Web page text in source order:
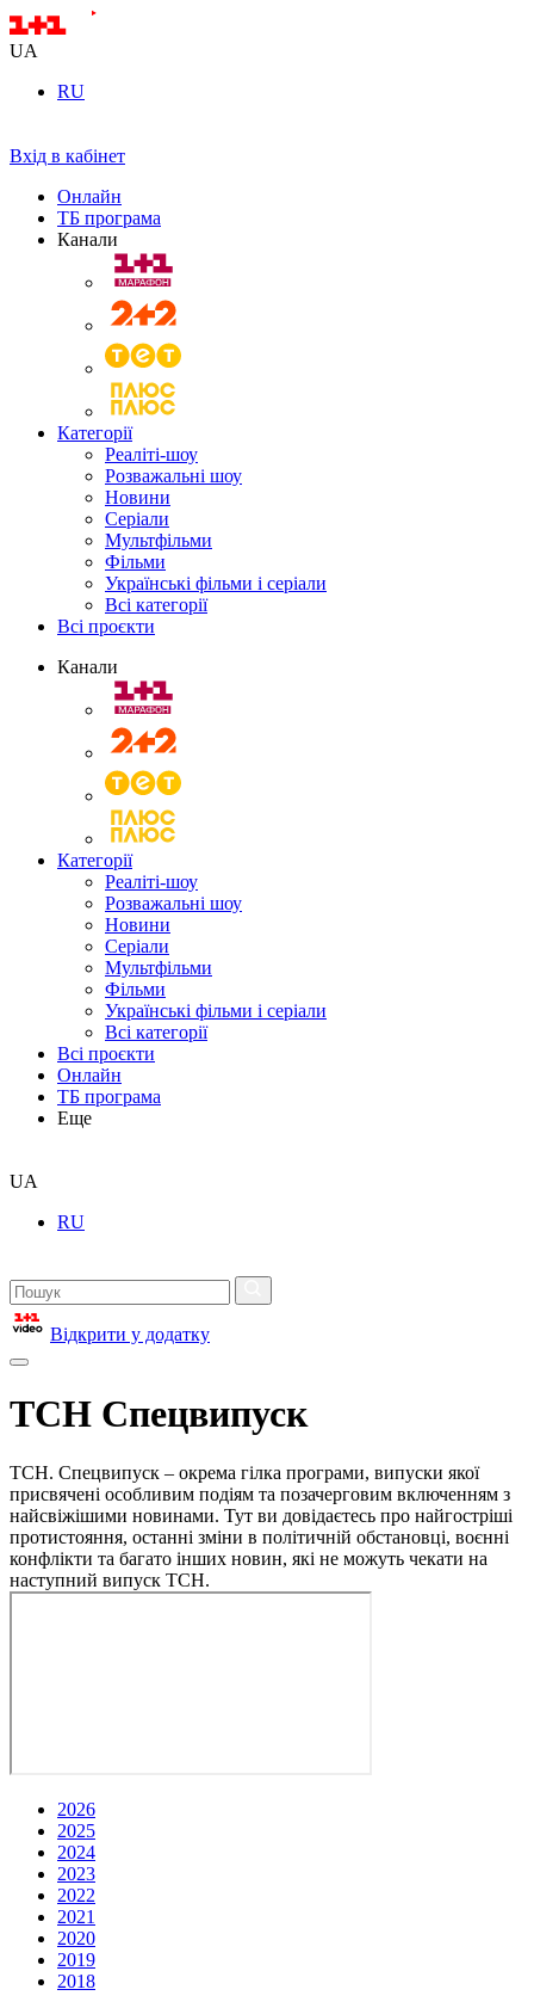
UA
RU
Вхід в кабінет
Онлайн
ТБ програма
Канали
Категорії
Реаліті-шоу
Розважальні шоу
Новини
Серіали
Мультфільми
Фільми
Українські фільми і серіали
Всі категорії
Всі проєкти
Канали
Категорії
Реаліті-шоу
Розважальні шоу
Новини
Серіали
Мультфільми
Фільми
Українські фільми і серіали
Всі категорії
Всі проєкти
Онлайн
ТБ програма
Еще
UA
RU
Відкрити у додатку
ТСН Спецвипуск
ТСН. Спецвипуск – окрема гілка програми, випуски якої
присвячені особливим подіям та позачерговим включенням з
найсвіжішими новинами. Тут ви довідаєтесь про найгостріші
протистояння, останні зміни в політичній обстановці, воєнні
конфлікти та багато інших новин, які не можуть чекати на
наступний випуск ТСН.
2026
2025
2024
2023
2022
2021
2020
2019
2018